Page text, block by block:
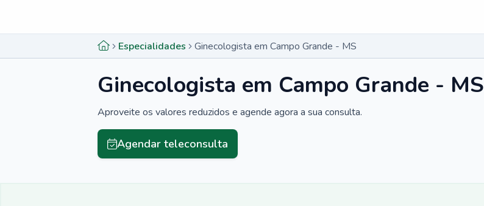
Especialidades Ginecologista em Campo Grande - MS
Ginecologista em Campo Grande - MS
Aproveite os valores reduzidos e agende agora a sua consulta.
Agendar teleconsulta